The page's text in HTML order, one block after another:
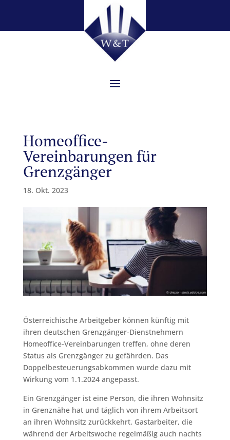
Homeoffice-
Vereinbarungen für
Grenzgänger
18. Okt. 2023
Österreichische Arbeitgeber können künftig mit
ihren deutschen Grenzgänger-Dienstnehmern
Homeoffice-Vereinbarungen treffen, ohne deren
Status als Grenzgänger zu gefährden. Das
Doppelbesteuerungsabkommen wurde dazu mit
Wirkung vom 1.1.2024 angepasst.
Ein Grenzgänger ist eine Person, die ihren Wohnsitz
in Grenznähe hat und täglich von ihrem Arbeitsort
an ihren Wohnsitz zurückkehrt. Gastarbeiter, die
während der Arbeitswoche regelmäßig auch nachts